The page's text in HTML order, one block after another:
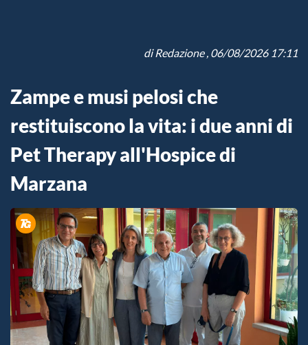
diRedazione, 06/08/2026 17:11
Zampe e musi pelosi che
restituiscono la vita: i due anni di
Pet Therapy all'Hospice di
Marzana